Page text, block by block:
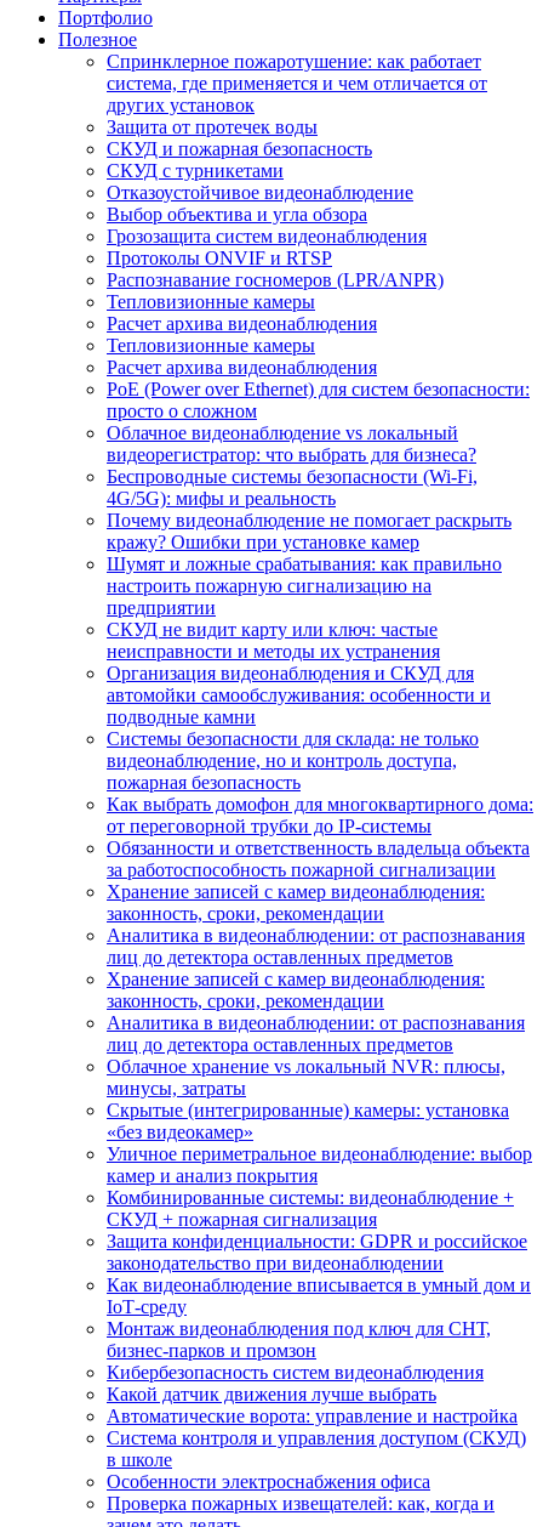
Портфолио
Полезное
Спринклерное пожаротушение: как работает
система, где применяется и чем отличается от
других установок
Защита от протечек воды
СКУД и пожарная безопасность
СКУД с турникетами
Отказоустойчивое видеонаблюдение
Выбор объектива и угла обзора
Грозозащита систем видеонаблюдения
Протоколы ONVIF и RTSP
Распознавание госномеров (LPR/ANPR)
Тепловизионные камеры
Расчет архива видеонаблюдения
Тепловизионные камеры
Расчет архива видеонаблюдения
PoE (Power over Ethernet) для систем безопасности:
просто о сложном
Облачное видеонаблюдение vs локальный
видеорегистратор: что выбрать для бизнеса?
Беспроводные системы безопасности (Wi-Fi,
4G/5G): мифы и реальность
Почему видеонаблюдение не помогает раскрыть
кражу? Ошибки при установке камер
Шумят и ложные срабатывания: как правильно
настроить пожарную сигнализацию на
предприятии
СКУД не видит карту или ключ: частые
неисправности и методы их устранения
Организация видеонаблюдения и СКУД для
автомойки самообслуживания: особенности и
подводные камни
Системы безопасности для склада: не только
видеонаблюдение, но и контроль доступа,
пожарная безопасность
Как выбрать домофон для многоквартирного дома:
от переговорной трубки до IP-системы
Обязанности и ответственность владельца объекта
за работоспособность пожарной сигнализации
Хранение записей с камер видеонаблюдения:
законность, сроки, рекомендации
Аналитика в видеонаблюдении: от распознавания
лиц до детектора оставленных предметов
Хранение записей с камер видеонаблюдения:
законность, сроки, рекомендации
Аналитика в видеонаблюдении: от распознавания
лиц до детектора оставленных предметов
Облачное хранение vs локальный NVR: плюсы,
минусы, затраты
Скрытые (интегрированные) камеры: установка
«без видеокамер»
Уличное периметральное видеонаблюдение: выбор
камер и анализ покрытия
Комбинированные системы: видеонаблюдение +
СКУД + пожарная сигнализация
Защита конфиденциальности: GDPR и российское
законодательство при видеонаблюдении
Как видеонаблюдение вписывается в умный дом и
IoT‑среду
Монтаж видеонаблюдения под ключ для СНТ,
бизнес‑парков и промзон
Кибербезопасность систем видеонаблюдения
Какой датчик движения лучше выбрать
Автоматические ворота: управление и настройка
Система контроля и управления доступом (СКУД)
в школе
Особенности электроснабжения офиса
Проверка пожарных извещателей: как, когда и